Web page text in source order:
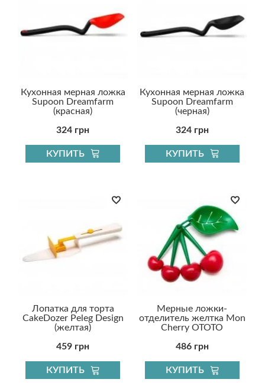
Кухонная мерная ложка
Supoon Dreamfarm
(красная)
324 грн
КУПИТЬ
Кухонная мерная ложка
Supoon Dreamfarm
(черная)
324 грн
КУПИТЬ
Лопатка для торта
CakeDozer Peleg Design
(желтая)
459 грн
КУПИТЬ
Мерные ложки-
отделитель желтка Mon
Cherry OTOTO
486 грн
КУПИТЬ